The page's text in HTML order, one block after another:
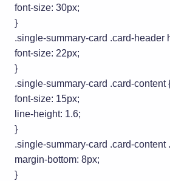
font-size: 30px;
}
.single-summary-card .card-header
font-size: 22px;
}
.single-summary-card .card-content
font-size: 15px;
line-height: 1.6;
}
.single-summary-card .card-content
margin-bottom: 8px;
}